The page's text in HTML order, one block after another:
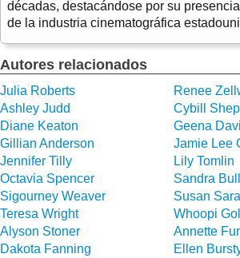
décadas, destacándose por su
de la industria cinematográfica
Autores relacionados
Julia Roberts
Renee
Ashley Judd
Cybill
Diane Keaton
Geena
Gillian Anderson
Jamie Lee
Jennifer Tilly
Lily Tomlin
Octavia Spencer
Sandra
Sigourney Weaver
Susan
Teresa Wright
Whoopi
Alyson Stoner
Annette
Dakota Fanning
Ellen